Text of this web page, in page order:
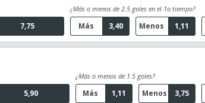
7,75
¿Más o menos de 2.5 goles en el 1o tiempo?
3,40
Más 1,11
Menos
5,90
¿Más o menos de 1.5 goles?
1,11
Más 3,75
Menos